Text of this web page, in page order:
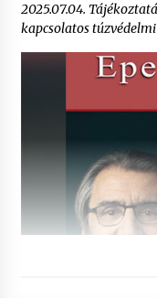
2025.07.04.
kapcsolatos